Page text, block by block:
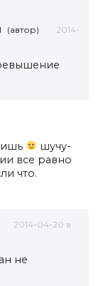
(автор)
2014-
шучу-
все равно
что.
2014-04-20 в
не